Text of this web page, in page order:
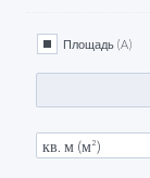
Площадь (A)